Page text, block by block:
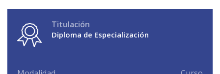
Titulación
Diploma de Especialización